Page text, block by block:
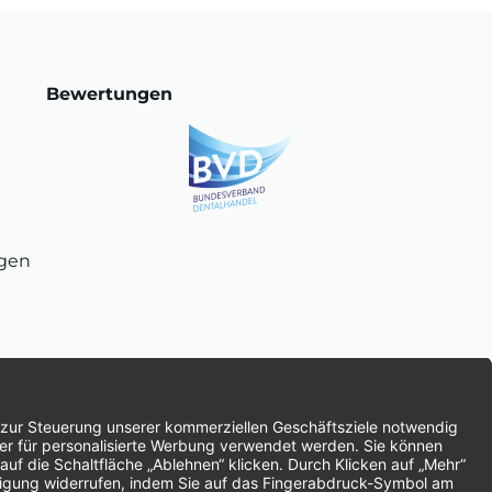
Bewertungen